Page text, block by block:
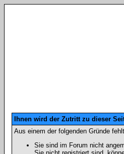
Ihnen wird der Zutritt zu dieser
Aus einem der folgenden Gründe
Sie sind im Forum nicht